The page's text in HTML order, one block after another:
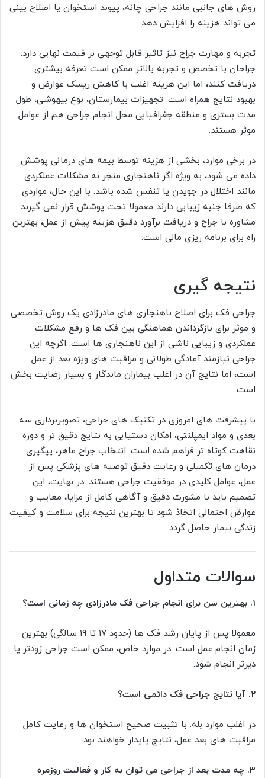
روش های جانبی مانند جراحی چانه، پیوند استخوان یا اصلاح بینی
می تواند هزینه را افزایش دهد.
تجربه و مهارت جراح نیز تاثیر قابل توجهی بر قیمت نهایی دارد.
جراحان با تخصص و تجربه بالاتر ممکن است تعرفه بیشتری
دریافت کنند، اما این هزینه اغلب با کاهش ریسک عوارض و
بهبود نتایج همراه است. تجهیزات بیمارستان، نوع بیهوشی، طول
مدت بستری و منطقه جغرافیایی محل انجام جراحی هم از عوامل
موثر هستند.
در برخی موارد، بخشی از هزینه توسط بیمه های درمانی پوشش
داده می شود، به ویژه اگر ناهنجاری منجر به مشکلات عملکردی
مانند اختلال در جویدن یا تنفس شده باشد. با این حال، مواردی
که صرفا جنبه زیبایی دارند معمولا تحت پوشش قرار نمی گیرند.
مشاوره با جراح و دریافت برآورد دقیق هزینه پیش از عمل، بهترین
راه برای برنامه ریزی مالی است.
نتیجه گیری
جراحی فک برای اصلاح ناهنجاری های مادرزادی یک روش تخصصی
و موثر برای بازگرداندن هماهنگی بین فک ها و رفع مشکلات
عملکردی و زیبایی ناشی از این ناهنجاری ها است. اگرچه این
جراحی نیازمند آمادگی طولانی و مراقبت های ویژه بعد از عمل
است، اما نتایج آن در اغلب بیماران ماندگار و بسیار رضایت بخش
است.
با پیشرفت های امروزی در تکنیک های جراحی، تصویربرداری سه
بعدی و مواد ایمپلنتی، امکان دستیابی به نتایج دقیق تر و دوره
نقاهت کوتاه تر فراهم شده است. انتخاب جراح ماهر، پیگیری
درمان های تکمیلی و رعایت دقیق توصیه های پزشکی پس از
عمل، عوامل کلیدی در موفقیت جراحی هستند. در نهایت، این
تصمیم باید با مشورت دقیق و آگاهی کامل از مزایا، معایب و
عوارض احتمالی اتخاذ شود تا بهترین نتیجه برای سلامت و کیفیت
زندگی بیمار حاصل گردد.
سوالات متداول
1. بهترین سن برای انجام جراحی فک مادرزادی چه زمانی است؟
معمولا پس از پایان رشد فک ها (حدود ۱۷ تا ۱۹ سالگی) بهترین
زمان انجام عمل است. در موارد خاص، ممکن است جراحی زودتر یا
دیرتر انجام شود.
2. آیا نتایج جراحی فک دائمی است؟
در اغلب موارد بله. با تثبیت صحیح استخوان ها و رعایت کامل
مراقبت های بعد عمل، نتایج پایدار خواهند بود.
3. چه مدت بعد از جراحی می توان به کار و فعالیت روزمره